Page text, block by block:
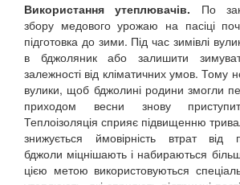
Використання утеплювачів. По
збору медового урожаю на пасіці
підготовка до зими. Під час зимівлі
в бджоляник або залишити
залежності від кліматичних умов. Тому
вулики, щоб бджолині родини змогли
приходом весни знову
Теплоізоляція сприяє підвищенню
знижується ймовірність втрат від
бджоли міцнішають і набираються
цією метою використовуються